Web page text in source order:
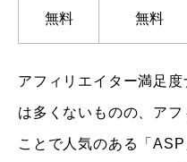
無料 無料
アフィリエイター満足
は多くないものの、ア
ことで人気のある「